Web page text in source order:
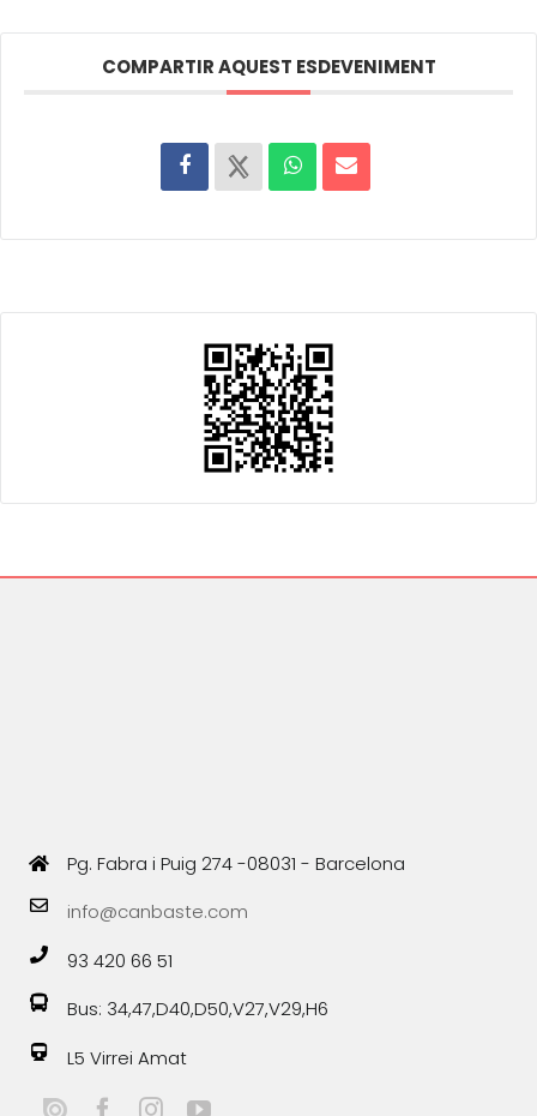
COMPARTIR AQUEST ESDEVENIMENT
Pg. Fabra i Puig 274 -08031 - Barcelona
info@canbaste.com
93 420 66 51
Bus: 34,47,D40,D50,V27,V29,H6
L5 Virrei Amat